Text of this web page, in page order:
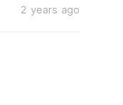
2 years ago